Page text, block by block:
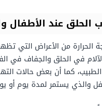
الحلق عند الأطفال
في الحلق والجفاف في
كما أن بعض حالات
والذي يستمر لمدة يوم أو